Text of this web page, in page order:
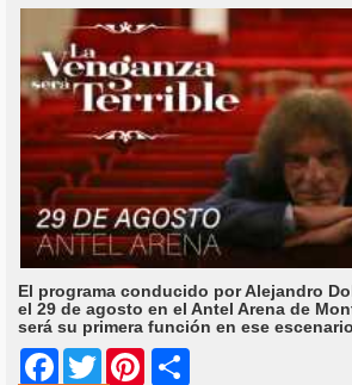
El programa conducido por Alejandro
el 29 de agosto en el Antel Arena de
será su primera función en ese
Facebook
Twitter Pinterest